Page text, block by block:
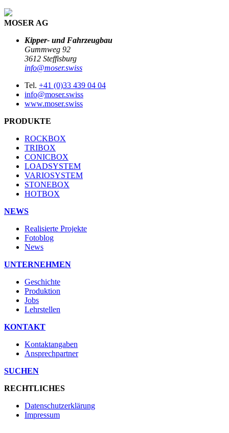
MOSER AG
Kipper- und Fahrzeugbau
Gummweg 92
3612 Steffisburg
info@moser.swiss
Tel. +41 (0)33 439 04 04
info@moser.swiss
www.moser.swiss
PRODUKTE
ROCKBOX
TRIBOX
CONICBOX
LOADSYSTEM
VARIOSYSTEM
STONEBOX
HOTBOX
NEWS
Realisierte Projekte
Fotoblog
News
UNTERNEHMEN
Geschichte
Produktion
Jobs
Lehrstellen
KONTAKT
Kontaktangaben
Ansprechpartner
SUCHEN
RECHTLICHES
Datenschutzerklärung
Impressum